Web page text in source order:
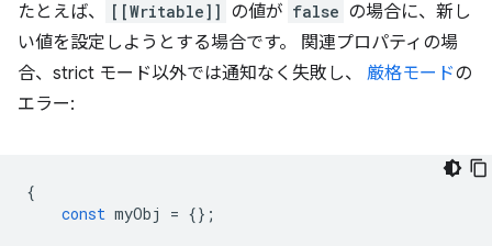
たとえば、 [[Writable]] の値が false の場合に、新し
い値を設定しようとする場合です。 関連プロパティの場
合、strict モード以外では通知なく失敗し、 厳格モードの
エラー:
{
const myObj = {};